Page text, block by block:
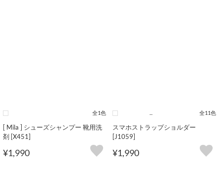
全1色
[ Mila ] シューズシャンプー 靴用洗
剤 [X451]
¥1,990
全11色
スマホストラップショルダー
[J1059]
¥1,990